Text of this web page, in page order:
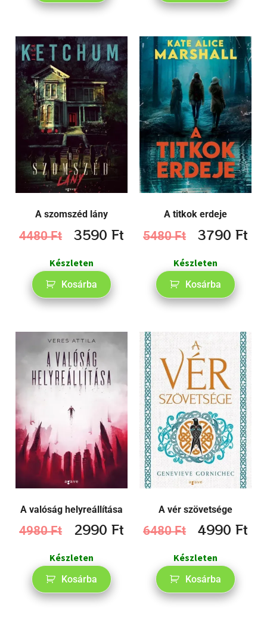
A szomszéd lány
4480Ft 3590 Ft
Készleten
Kosárba
A titkok erdeje
5480Ft 3790 Ft
Készleten
Kosárba
A valóság helyreállítása
4980Ft 2990 Ft
Készleten
Kosárba
A vér szövetsége
6480Ft 4990 Ft
Készleten
Kosárba